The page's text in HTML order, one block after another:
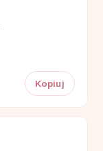
Kopiuj